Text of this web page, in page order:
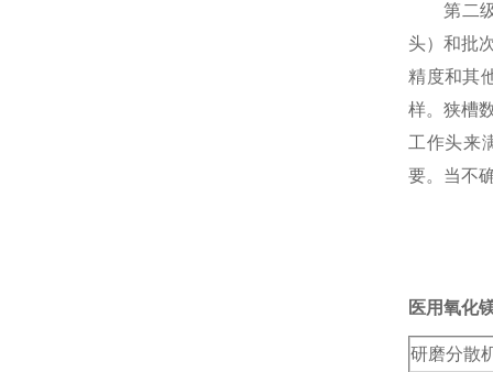
第二
头）和批
精度和其
样。狭槽
工作头来
要。当不
医用氧化
研磨分散